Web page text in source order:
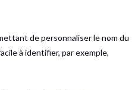
de personnaliser le nom du
à identifier, par exemple,